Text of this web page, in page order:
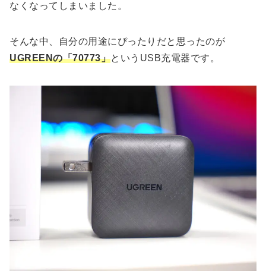
なくなってしまいました。
そんな中、自分の用途にぴったりだと思ったのが
UGREENの「70773」というUSB充電器です。